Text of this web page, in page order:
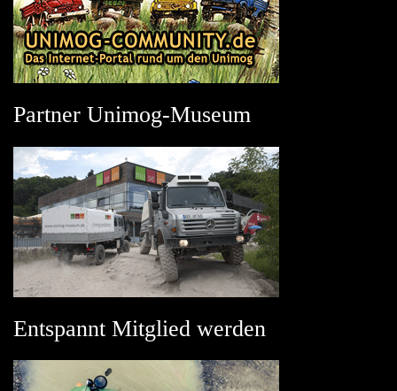
Partner Unimog-Museum
Entspannt Mitglied werden